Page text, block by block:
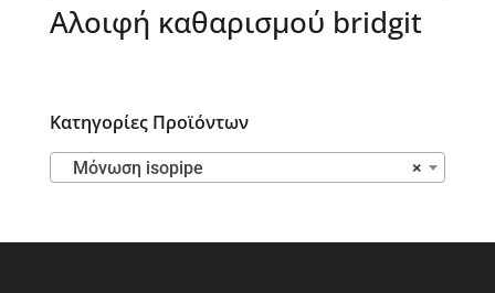
Αλοιφή καθαρισμού bridgit
Κατηγορίες Προϊόντων
×
Μόνωση isopipe